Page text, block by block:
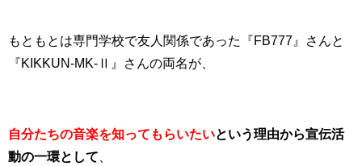
もともとは専門学校で友人関係であった『FB777 』さんと
『KIKKUN-MK-Ⅱ 』さんの両名が、
自分たちの音楽を知ってもらいたいという理由から宣伝活
動の一環として